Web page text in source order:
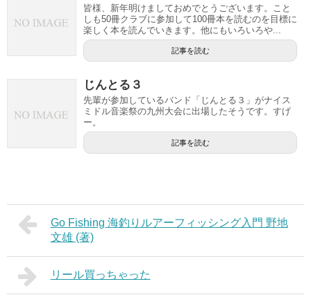
皆様、新年明けましておめでとうございます。こと
しも50冊クラブに参加して100冊本を読むのを目標に
楽しく本を読んでいきます。他にもいろいろや...
記事を読む
じんとる３
先輩が参加しているバンド「じんとる３」がナイス
ミドル音楽祭の九州大会に出場したそうです。すげ
ー。
記事を読む
Go Fishing 海釣りルアーフィッシング入門 野地
文雄 (著)
リール買っちゃった